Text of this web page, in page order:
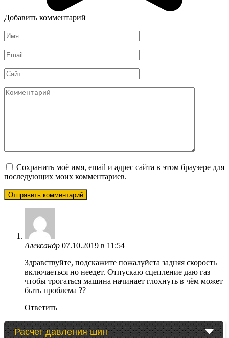
Добавить комментарий
Имя
*
Email
*
Сайт
Комментарий
Сохранить моё имя, email и адрес сайта в этом браузере для
последующих моих комментариев.
Александр 07.10.2019 в 11:54
Здравствуйте, подскажите пожалуйста задняя скорость
включаеться но неедет. Отпускаю сцепление даю газ
чтобы трогаться машина начинает глохнуть в чём может
быть проблема ??
Ответить
Расчет давления шин